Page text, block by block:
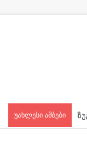
უახლესი ამბები